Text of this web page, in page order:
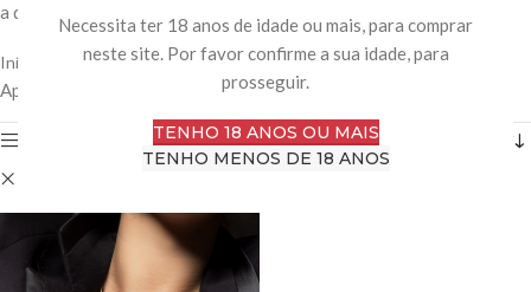
Necessita ter 18 anos de idade ou mais, para comprar
neste site. Por favor confirme a sua idade, para
prosseguir.
TENHO 18 ANOS OU MAIS
TENHO MENOS DE 18 ANOS
a dois.
Início Loja Online Brinquedos Sexuais Vibradores
Apenas um resultado